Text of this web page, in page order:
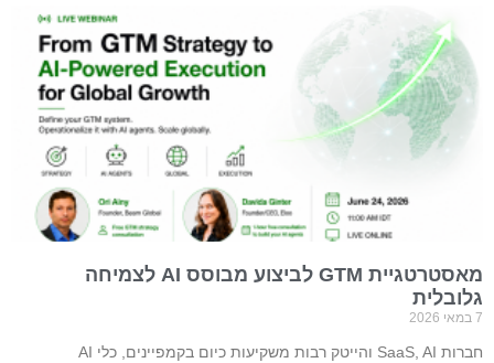
מאסטרטגיית GTM לביצוע מבוסס AI לצמיחה
גלובלית
7 במאי 2026
חברות SaaS, AI והייטק רבות משקיעות כיום בקמפיינים, כלי AI